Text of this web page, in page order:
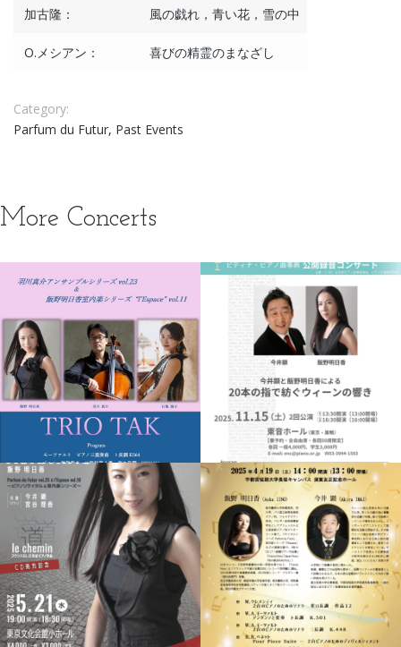
加古隆： 風の戯れ，青い花，雪の中
O.メシアン： 喜びの精霊のまなざし
Category:
Parfum du Futur, Past Events
More Concerts
L'ESPACE / PAST
EVENTS
OTHERS / PAST
EVENTS